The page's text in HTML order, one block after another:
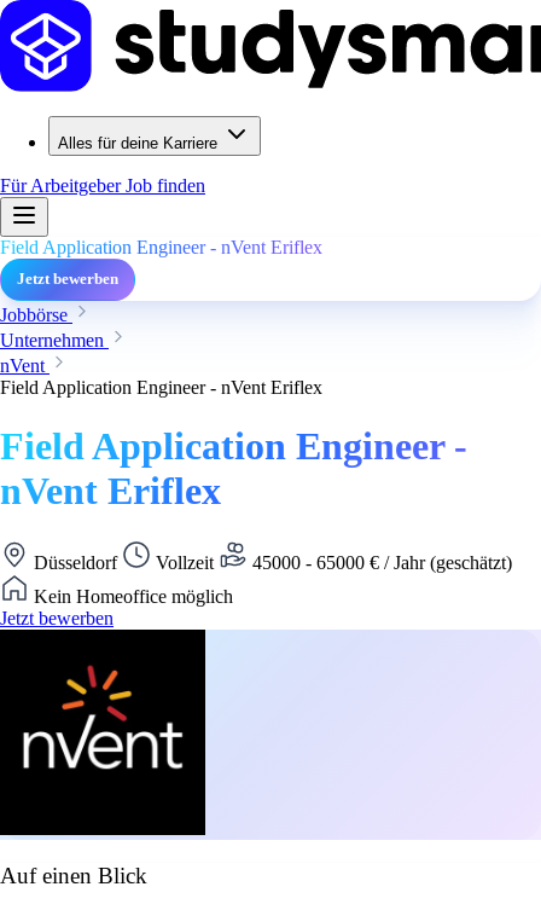
Alles für deine Karriere
Für ArbeitgeberJob finden
Field Application Engineer - nVent Eriflex
Jetzt bewerben
Jobbörse
Unternehmen
nVent
Field Application Engineer - nVent Eriflex
Field Application Engineer -
nVent Eriflex
Düsseldorf Vollzeit
45000 - 65000 € / Jahr (geschätzt)
Kein Homeoffice möglich
Jetzt bewerben
Auf einen Blick